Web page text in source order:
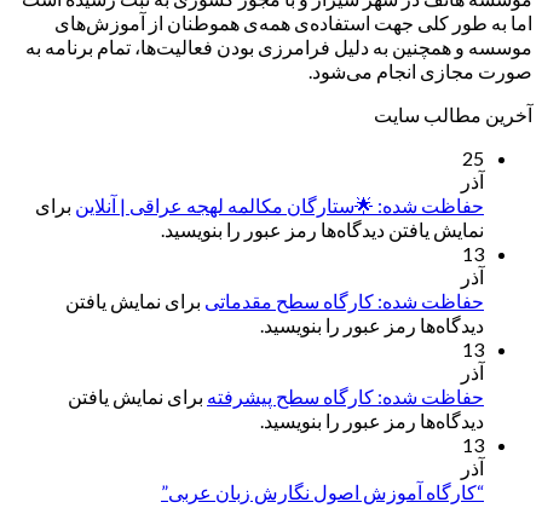
اما به طور کلی جهت استفاده‌ی همه‌ی هموطنان از آموزش‌های
موسسه و همچنین به دلیل فرامرزی بودن فعالیت‌ها، تمام برنامه به
صورت مجازی انجام می‌شود.
آخرین مطالب سایت
25
آذر
حفاظت شده: 🌟ستارگان مکالمه لهجه عراقی | آنلاین برای
نمایش یافتن دیدگاه‌ها رمز عبور را بنویسید.
13
آذر
حفاظت شده: کارگاه سطح مقدماتی برای نمایش یافتن
دیدگاه‌ها رمز عبور را بنویسید.
13
آذر
حفاظت شده: کارگاه سطح پیشرفته برای نمایش یافتن
دیدگاه‌ها رمز عبور را بنویسید.
13
آذر
“کارگاه آموزش اصول نگارش زبان عربی”